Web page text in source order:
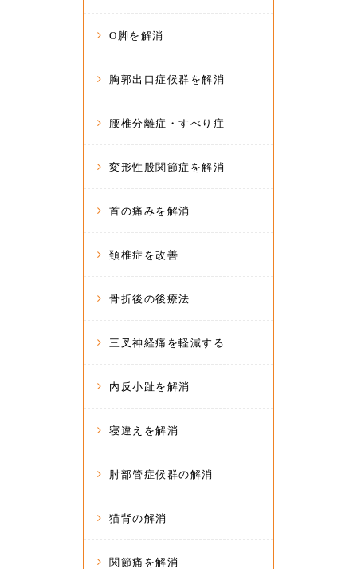
O脚を解消
胸郭出口症候群を解消
腰椎分離症・すべり症
変形性股関節症を解消
首の痛みを解消
頚椎症を改善
骨折後の後療法
三叉神経痛を軽減する
内反小趾を解消
寝違えを解消
肘部管症候群の解消
猫背の解消
関節痛を解消